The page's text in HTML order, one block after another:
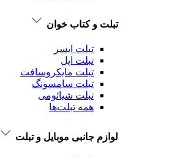
تبلت و کتاب خوان
تبلت ایسر
تبلت اپل
تبلت‌ مایکروسافت
تبلت‌ سامسونگ
تبلت شیائومی
همه تبلت‌ها
لوازم جانبی موبایل و تبلت